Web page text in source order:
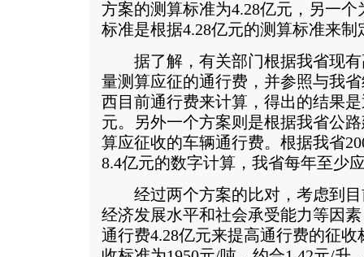
方案的测算标准为4.28亿元，另一
标准是根据4.28亿元的测算标准来制
据了解，有关部门根据我省现有
量测算应征的通行费，并参照与我
西目前通行费来计算，得出的结果
元。另外一个方案则是根据我省公
算应征收的车辆通行费。根据我省
8.4亿元的数字计算，我省每年至少
经过两个方案的比对，考虑到目
经济发展水平和社会承受能力等因
通行费4.28亿元来提高通行费的征